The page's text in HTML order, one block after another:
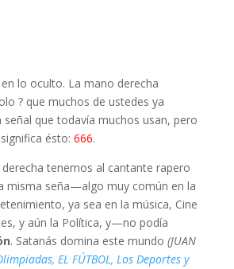
lo oculto. La mano derecha
? que muchos de ustedes ya
señal que todavía muchos usan, pero
ésto: 666.
tenemos al cantante rapero
misma seña—algo muy común en la
ya sea en la música, Cine
y aún la Política, y—no podía
. Satanás domina este mundo (JUAN
EL FÚTBOL, Los Deportes y